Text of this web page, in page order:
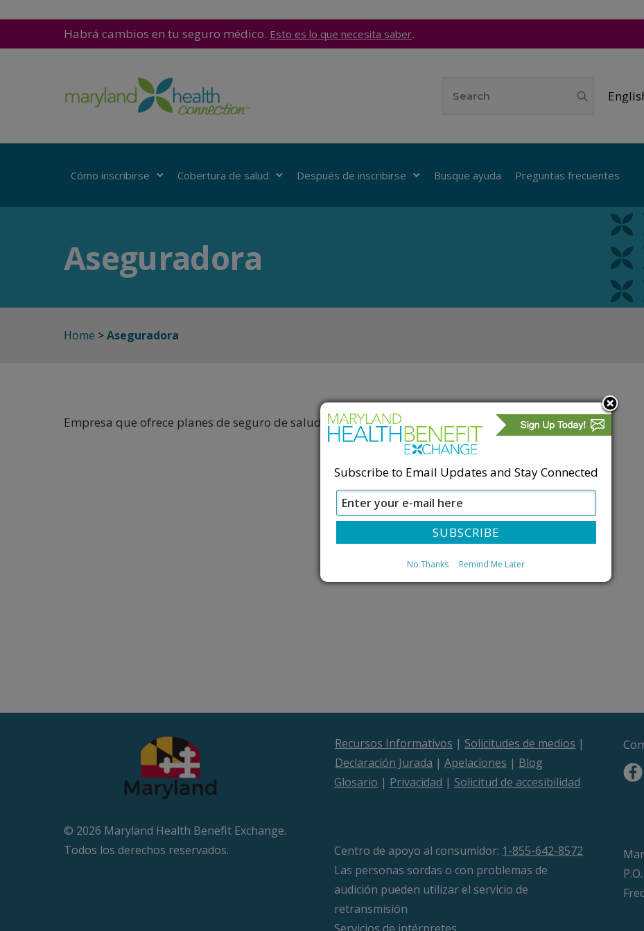
Habrá cambios en tu seguro médico. Esto es lo que necesita saber.
Cómo inscribirse Cobertura de salud Después de inscribirse Busque ayuda Preguntas frecuentes
Aseguradora
Home >Aseguradora
Empresa que ofrece planes de seguro de salud.
© 2026 Maryland Health Beneﬁt Exchange.
Todos los derechos reservados.
Recursos Informativos | Solicitudes de medios |
Declaración Jurada |Apelaciones | Blog
Glosario | Privacidad | Solicitud de accesibilidad
Centro de apoyo al consumidor: 1-855-642-8572
Las personas sordas o con problemas de
audición pueden utilizar el servicio de
retransmisión
Subscribe to Email Updates and Stay Connected
No Thanks Remind Me Later